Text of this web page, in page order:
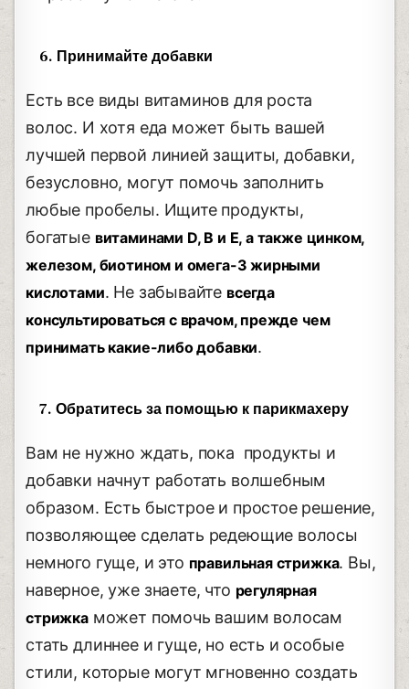
6. Принимайте добавки
Есть все виды витаминов для роста
волос. И хотя еда может быть вашей
лучшей первой линией защиты, добавки,
безусловно, могут помочь заполнить
любые пробелы. Ищите продукты,
богатые витаминами D, B и E, а также цинком,
железом, биотином и омега-3 жирными
кислотами. Не забывайте всегда
консультироваться с врачом, прежде чем
принимать какие-либо добавки.
7. Обратитесь за помощью к парикмахеру
Вам не нужно ждать, пока продукты и
добавки начнут работать волшебным
образом. Есть быстрое и простое решение,
позволяющее сделать редеющие волосы
немного гуще, и это правильная стрижка. Вы,
наверное, уже знаете, что регулярная
стрижкаможет помочь вашим волосам
стать длиннее и гуще, но есть и особые
стили, которые могут мгновенно создать